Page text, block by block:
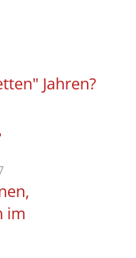
Jahren?
im